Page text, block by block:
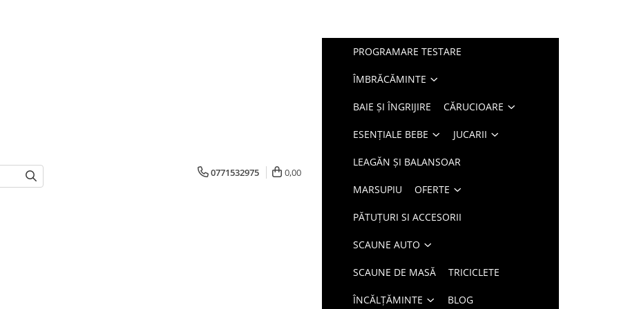
0771532975 0,00
PROGRAMARE TESTARE
ÎMBRĂCĂMINTE
BAIE ȘI ÎNGRIJIRE CĂRUCIOARE
ESENȚIALE BEBE JUCARII
LEAGĂN ȘI BALANSOAR
MARSUPIU OFERTE
PĂTUȚURI SI ACCESORII
SCAUNE AUTO
SCAUNE DE MASĂ TRICICLETE
ÎNCĂLȚĂMINTE BLOG